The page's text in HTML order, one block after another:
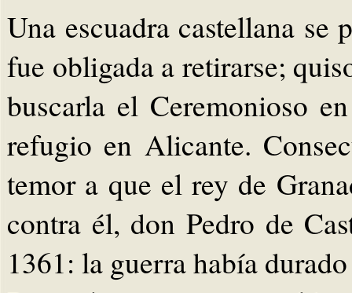
Una escuadra castellana se
fue obligada a retirarse;
buscarla el Ceremonioso
refugio en Alicante.
temor a que el rey de
contra él, don Pedro de
1361: la guerra había